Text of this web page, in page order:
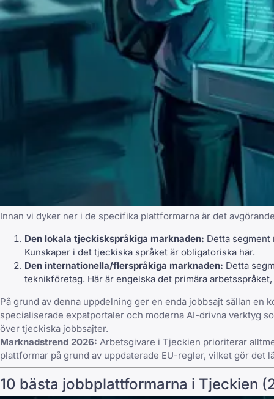
Innan vi dyker ner i de specifika plattformarna är det
Den lokala tjeckiskspråkiga marknaden: Detta
Kunskaper i det tjeckiska språket är obligatoriska här.
Den internationella/flerspråkiga marknaden: Detta
teknikföretag. Här är engelska det primära
På grund av denna uppdelning ger en enda jobbsajt sällan en
specialiserade expatportaler och moderna AI-drivna verktyg
över tjeckiska jobbsajter.
Marknadstrend 2026: Arbetsgivare i Tjeckien prioriterar
plattformar på grund av uppdaterade EU-regler, vilket gör
10 bästa jobbplattformarna i Tjeckien